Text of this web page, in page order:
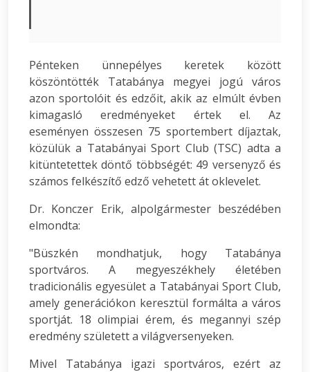
Pénteken ünnepélyes keretek között
köszöntötték Tatabánya megyei jogú város
azon sportolóit és edzőit, akik az elmúlt évben
kimagasló eredményeket értek el. Az
eseményen összesen 75 sportembert díjaztak,
közülük a Tatabányai Sport Club (TSC) adta a
kitüntetettek döntő többségét: 49 versenyző és
számos felkészítő edző vehetett át oklevelet.
Dr. Konczer Erik, alpolgármester beszédében
elmondta:
"Büszkén mondhatjuk, hogy Tatabánya
sportváros. A megyeszékhely életében
tradicionális egyesület a Tatabányai Sport Club,
amely generációkon keresztül formálta a város
sportját. 18 olimpiai érem, és megannyi szép
eredmény született a világversenyeken.
Mivel Tatabánya igazi sportváros, ezért az